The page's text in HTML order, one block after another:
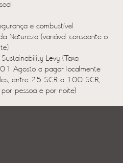
e combustível
Natureza (variável consoante o
Levy (Taxa
Agosto a pagar localmente
entre 25 SCR a 100 SCR,
por pessoa e por noite)